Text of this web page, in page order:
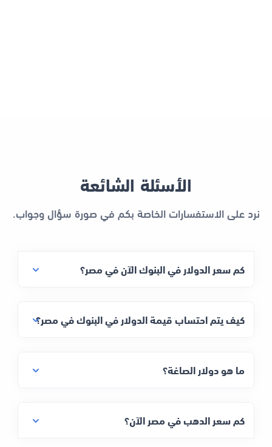
الأسئلة الشائعة
نرد على الاستفسارات الخاصة بكم في صورة سؤال وجواب.
كم سعر الدولار في البنوك الآن في مصر؟
كيف يتم احتساب قيمة الدولار في البنوك في مصر؟
ما هو دولار الصاغة؟
كم سعر الدهب في مصر الآن؟